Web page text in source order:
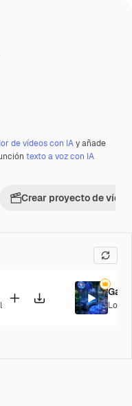
de vídeos con IAy añade
texto a voz con IA
Crear proyecto de vídeo